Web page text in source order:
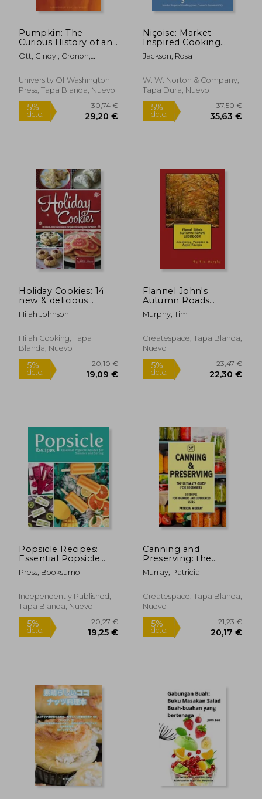
5%
dcto.
5%
dcto.
Pumpkin: The
Curious History of an
American Icon (en
Inglés)
Ott, Cindy ; Cronon,
University Of Washington
Press, Tapa Blanda, Nuevo
5%
dcto.
30,74 €
29,20 €
Niçoise: Market-
Inspired Cooking
from France's
Sunniest City (en
Jackson, Rosa
W. W. Norton & Company,
Tapa Dura, Nuevo
5%
dcto.
Holiday Cookies: 14
new & delicious
cookie recipes
(including one for
Hilah Johnson
Hilah Cooking, Tapa
Blanda, Nuevo
5%
Flannel John's
Autumn Roads
Cookbook:
Cranberry, Pumpkin
Inglés)
Murphy, Tim
Createspace, Tapa Blanda,
Nuevo
5%
Popsicle Recipes:
Essential Popsicle
Recipes for Summer
and Spring (2nd
Press, Booksumo
Independently Published,
Tapa Blanda, Nuevo
Canning and
Preserving: the
Ultimate Guide for
Beginners (50 easy
for beginners and
experienced users)
Murray, Patricia
Createspace, Tapa Blanda,
Nuevo